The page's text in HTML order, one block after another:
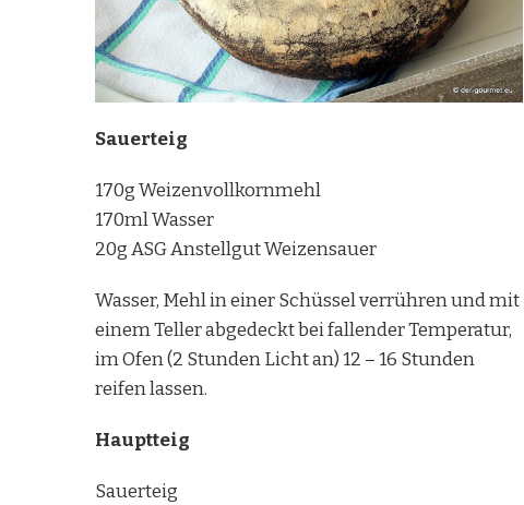
Sauerteig
170g Weizenvollkornmehl
170ml Wasser
20g ASG Anstellgut Weizensauer
Wasser, Mehl in einer Schüssel verrühren und mit
einem Teller abgedeckt bei fallender Temperatur,
im Ofen (2 Stunden Licht an) 12 – 16 Stunden
reifen lassen.
Hauptteig
Sauerteig